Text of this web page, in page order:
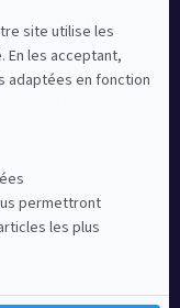
depuis plus de
rédaction de
sites de
Sportswear.